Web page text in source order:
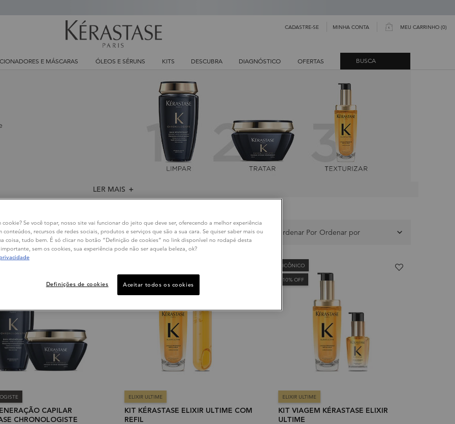
CADASTRE-SE MINHA CONTA MEU CARRINHO 0
0 PRODUCT IN CART
E MÁSCARAS ÓLEOS E SÉRUNS KITS DESCUBRA DIAGNÓSTICO OFERTAS BUSCA
LER MAIS ＋
48 produtos Ordenar Por
CAPILAR
CHRONOLOGISTE
ELIXIR ULTIME
KIT KÉRASTASE ELIXIR ULTIME COM
REFIL
ICÔNICO
10% OFF
ELIXIR ULTIME
KIT VIAGEM KÉRASTASE ELIXIR
ULTIME
cookie? Se você topar, nosso site vai funcionar do jeito que deve ser, oferecendo a melhor experiência
conteúdos, recursos de redes sociais, produtos e serviços que são a sua cara. Se quiser saber mais ou
coisa, tudo bem. É só clicar no botão “Definição de cookies” no link disponível no rodapé desta
sem os cookies, sua experiência pode não ser aquela beleza, ok?
Definições de cookies Aceitar todos os cookies